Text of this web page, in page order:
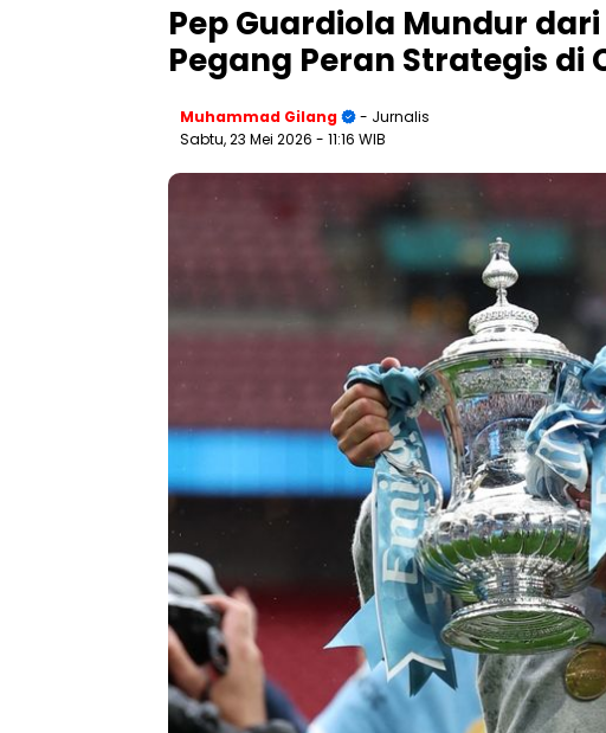
Pep Guardiola Mundur
Pegang Peran Strategis di
Muhammad Gilang
- Jurnalis
Sabtu, 23 Mei 2026 - 11:16 WIB